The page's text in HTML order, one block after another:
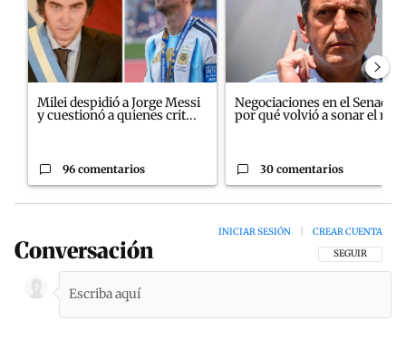
Milei despidió a Jorge Messi
y cuestionó a quienes crit...
96 comentarios
Negociaciones en el Senado:
por qué volvió a sonar el n...
30 comentarios
Conversación SIGA ESTA
SEGUIR
INICIAR SESIÓN CREAR CUENTA